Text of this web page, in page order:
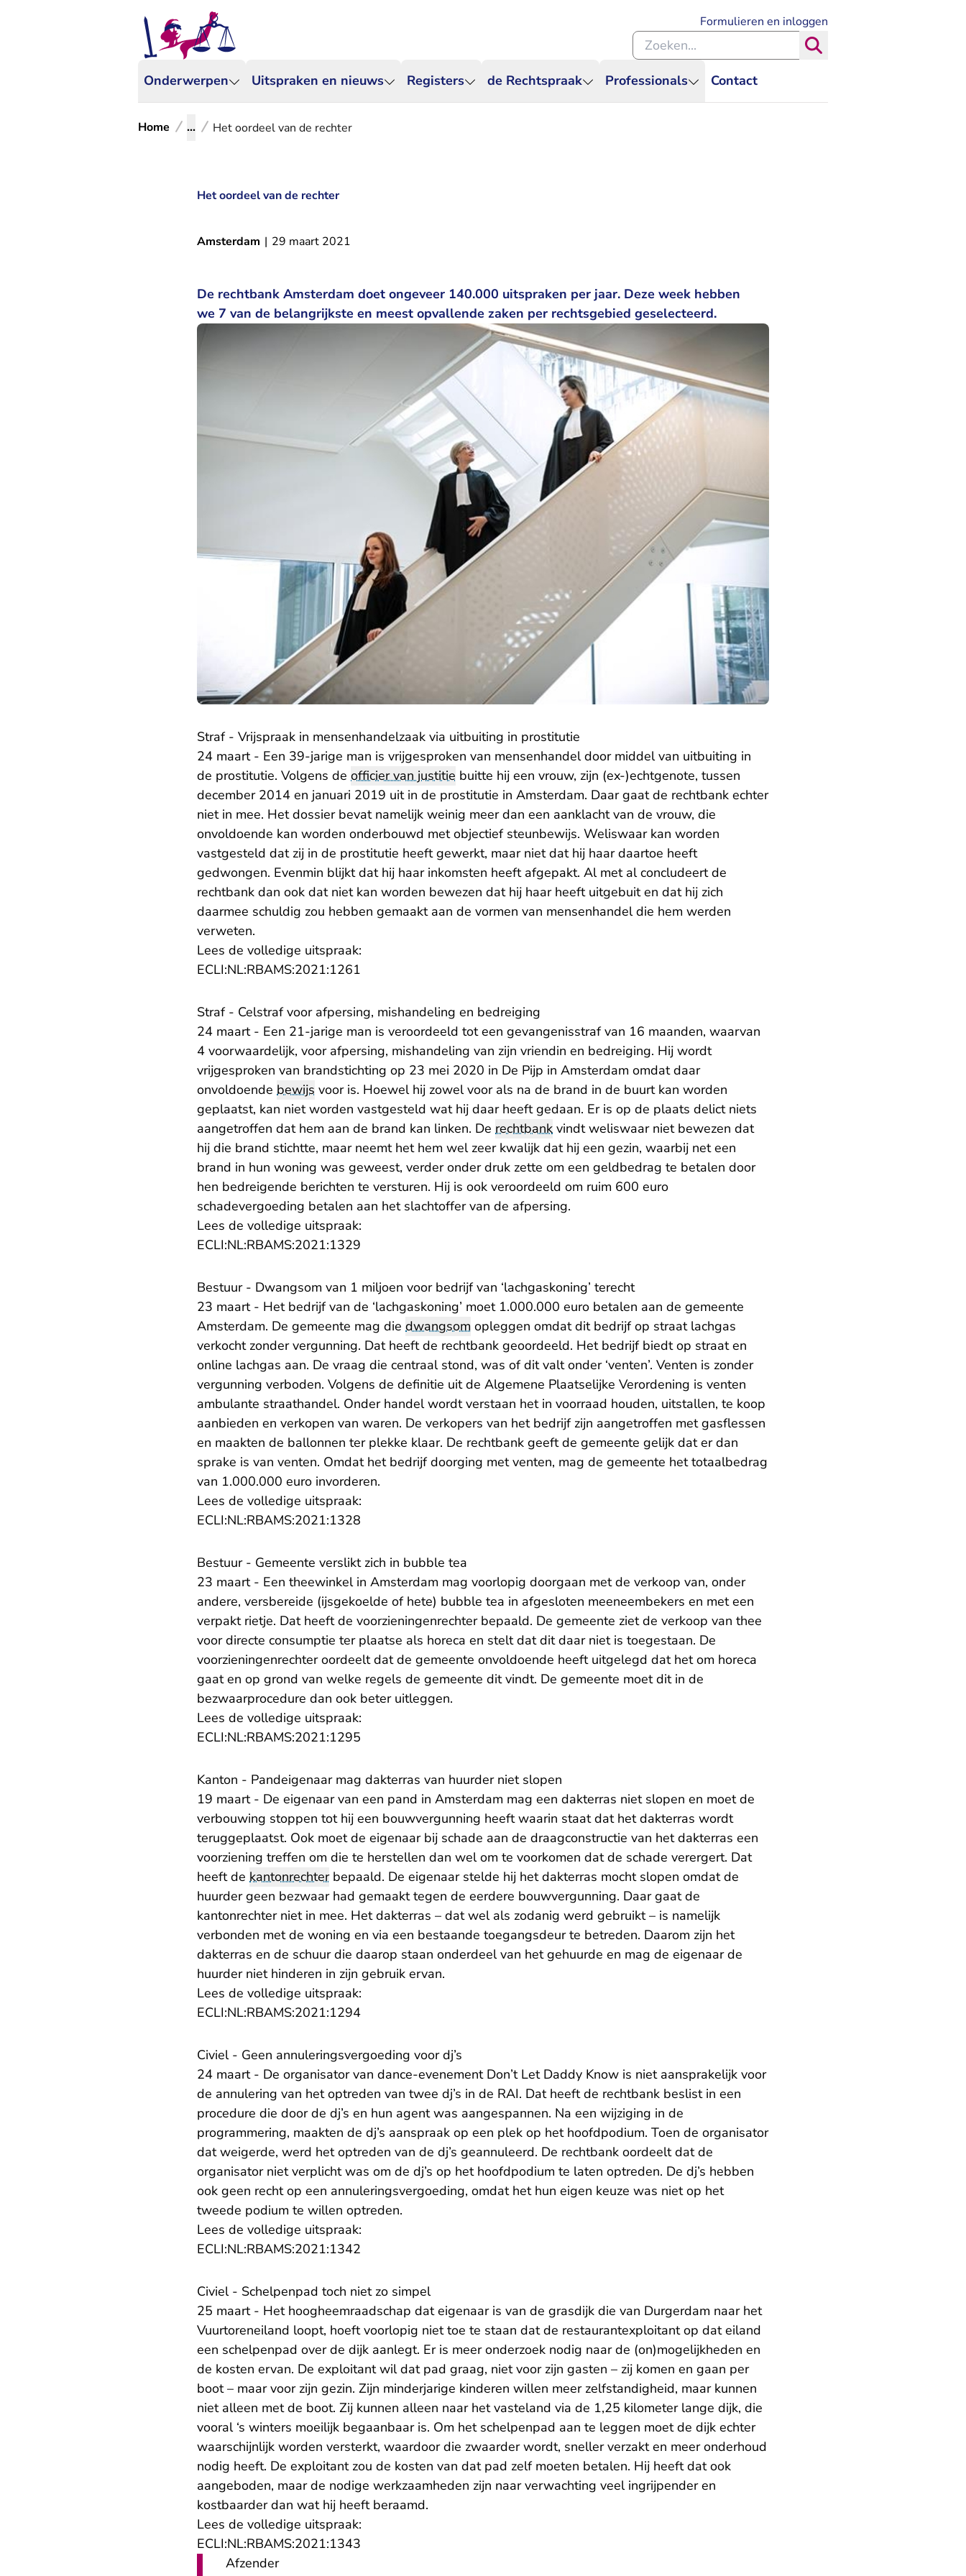
Onderwerpen Uitspraken en nieuws Registers de Rechtspraak Professionals Contact
Formulieren en inloggen
Zoeken binnen de Rechtspraak
Home ... Het oordeel van de rechter
Het oordeel van de rechter
Amsterdam | 29 maart 2021
De rechtbank Amsterdam doet ongeveer 140.000 uitspraken per jaar. Deze week hebben
we 7 van de belangrijkste en meest opvallende zaken per rechtsgebied geselecteerd.
Straf - Vrijspraak in mensenhandelzaak via uitbuiting in prostitutie
24 maart - Een 39-jarige man is vrijgesproken van mensenhandel door middel van uitbuiting in
de prostitutie. Volgens de officier van justitie buitte hij een vrouw, zijn (ex-)echtgenote, tussen
december 2014 en januari 2019 uit in de prostitutie in Amsterdam. Daar gaat de rechtbank echter
niet in mee. Het dossier bevat namelijk weinig meer dan een aanklacht van de vrouw, die
onvoldoende kan worden onderbouwd met objectief steunbewijs. Weliswaar kan worden
vastgesteld dat zij in de prostitutie heeft gewerkt, maar niet dat hij haar daartoe heeft
gedwongen. Evenmin blijkt dat hij haar inkomsten heeft afgepakt. Al met al concludeert de
rechtbank dan ook dat niet kan worden bewezen dat hij haar heeft uitgebuit en dat hij zich
daarmee schuldig zou hebben gemaakt aan de vormen van mensenhandel die hem werden
verweten.
Lees de volledige uitspraak:
ECLI:NL:RBAMS:2021:1261
Straf - Celstraf voor afpersing, mishandeling en bedreiging
24 maart - Een 21-jarige man is veroordeeld tot een gevangenisstraf van 16 maanden, waarvan
4 voorwaardelijk, voor afpersing, mishandeling van zijn vriendin en bedreiging. Hij wordt
vrijgesproken van brandstichting op 23 mei 2020 in De Pijp in Amsterdam omdat daar
onvoldoende bewijs voor is. Hoewel hij zowel voor als na de brand in de buurt kan worden
geplaatst, kan niet worden vastgesteld wat hij daar heeft gedaan. Er is op de plaats delict niets
aangetroffen dat hem aan de brand kan linken. De rechtbank vindt weliswaar niet bewezen dat
hij die brand stichtte, maar neemt het hem wel zeer kwalijk dat hij een gezin, waarbij net een
brand in hun woning was geweest, verder onder druk zette om een geldbedrag te betalen door
hen bedreigende berichten te versturen. Hij is ook veroordeeld om ruim 600 euro
schadevergoeding betalen aan het slachtoffer van de afpersing.
Lees de volledige uitspraak:
ECLI:NL:RBAMS:2021:1329
Bestuur - Dwangsom van 1 miljoen voor bedrijf van ‘lachgaskoning’ terecht
23 maart - Het bedrijf van de ‘lachgaskoning’ moet 1.000.000 euro betalen aan de gemeente
Amsterdam. De gemeente mag die dwangsom opleggen omdat dit bedrijf op straat lachgas
verkocht zonder vergunning. Dat heeft de rechtbank geoordeeld. Het bedrijf biedt op straat en
online lachgas aan. De vraag die centraal stond, was of dit valt onder ‘venten’. Venten is zonder
vergunning verboden. Volgens de definitie uit de Algemene Plaatselijke Verordening is venten
ambulante straathandel. Onder handel wordt verstaan het in voorraad houden, uitstallen, te koop
aanbieden en verkopen van waren. De verkopers van het bedrijf zijn aangetroffen met gasflessen
en maakten de ballonnen ter plekke klaar. De rechtbank geeft de gemeente gelijk dat er dan
sprake is van venten. Omdat het bedrijf doorging met venten, mag de gemeente het totaalbedrag
van 1.000.000 euro invorderen.
Lees de volledige uitspraak:
ECLI:NL:RBAMS:2021:1328
Bestuur - Gemeente verslikt zich in bubble tea
23 maart - Een theewinkel in Amsterdam mag voorlopig doorgaan met de verkoop van, onder
andere, versbereide (ijsgekoelde of hete) bubble tea in afgesloten meeneembekers en met een
verpakt rietje. Dat heeft de voorzieningenrechter bepaald. De gemeente ziet de verkoop van thee
voor directe consumptie ter plaatse als horeca en stelt dat dit daar niet is toegestaan. De
voorzieningenrechter oordeelt dat de gemeente onvoldoende heeft uitgelegd dat het om horeca
gaat en op grond van welke regels de gemeente dit vindt. De gemeente moet dit in de
bezwaarprocedure dan ook beter uitleggen.
Lees de volledige uitspraak:
ECLI:NL:RBAMS:2021:1295
Kanton - Pandeigenaar mag dakterras van huurder niet slopen
19 maart - De eigenaar van een pand in Amsterdam mag een dakterras niet slopen en moet de
verbouwing stoppen tot hij een bouwvergunning heeft waarin staat dat het dakterras wordt
teruggeplaatst. Ook moet de eigenaar bij schade aan de draagconstructie van het dakterras een
voorziening treffen om die te herstellen dan wel om te voorkomen dat de schade verergert. Dat
heeft de kantonrechterbepaald. De eigenaar stelde hij het dakterras mocht slopen omdat de
huurder geen bezwaar had gemaakt tegen de eerdere bouwvergunning. Daar gaat de
kantonrechter niet in mee. Het dakterras – dat wel als zodanig werd gebruikt – is namelijk
verbonden met de woning en via een bestaande toegangsdeur te betreden. Daarom zijn het
dakterras en de schuur die daarop staan onderdeel van het gehuurde en mag de eigenaar de
huurder niet hinderen in zijn gebruik ervan.
Lees de volledige uitspraak:
ECLI:NL:RBAMS:2021:1294- U verlaat Rechtspraak.nl
Civiel - Geen annuleringsvergoeding voor dj’s
24 maart - De organisator van dance-evenement Don’t Let Daddy Know is niet aansprakelijk voor
de annulering van het optreden van twee dj’s in de RAI. Dat heeft de rechtbank beslist in een
procedure die door de dj’s en hun agent was aangespannen. Na een wijziging in de
programmering, maakten de dj’s aanspraak op een plek op het hoofdpodium. Toen de organisator
dat weigerde, werd het optreden van de dj’s geannuleerd. De rechtbank oordeelt dat de
organisator niet verplicht was om de dj’s op het hoofdpodium te laten optreden. De dj’s hebben
ook geen recht op een annuleringsvergoeding, omdat het hun eigen keuze was niet op het
tweede podium te willen optreden.
Lees de volledige uitspraak:
ECLI:NL:RBAMS:2021:1342
Civiel - Schelpenpad toch niet zo simpel
25 maart - Het hoogheemraadschap dat eigenaar is van de grasdijk die van Durgerdam naar het
Vuurtoreneiland loopt, hoeft voorlopig niet toe te staan dat de restaurantexploitant op dat eiland
een schelpenpad over de dijk aanlegt. Er is meer onderzoek nodig naar de (on)mogelijkheden en
de kosten ervan. De exploitant wil dat pad graag, niet voor zijn gasten – zij komen en gaan per
boot – maar voor zijn gezin. Zijn minderjarige kinderen willen meer zelfstandigheid, maar kunnen
niet alleen met de boot. Zij kunnen alleen naar het vasteland via de 1,25 kilometer lange dijk, die
vooral ‘s winters moeilijk begaanbaar is. Om het schelpenpad aan te leggen moet de dijk echter
waarschijnlijk worden versterkt, waardoor die zwaarder wordt, sneller verzakt en meer onderhoud
nodig heeft. De exploitant zou de kosten van dat pad zelf moeten betalen. Hij heeft dat ook
aangeboden, maar de nodige werkzaamheden zijn naar verwachting veel ingrijpender en
kostbaarder dan wat hij heeft beraamd.
Lees de volledige uitspraak:
ECLI:NL:RBAMS:2021:1343
Afzender